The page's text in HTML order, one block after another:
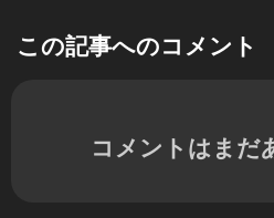
この記事へのコメント
コメントはまだ